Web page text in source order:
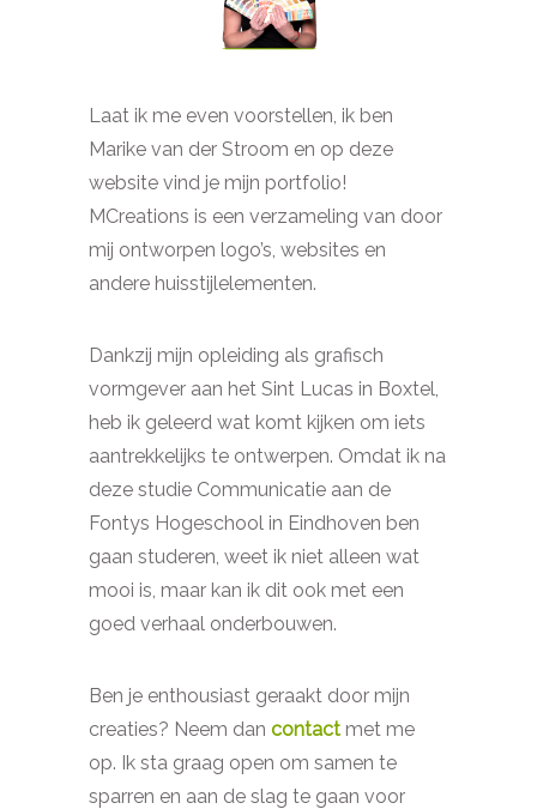
Laat ik me even voorstellen, ik ben
Marike van der Stroom en op deze
website vind je mijn portfolio!
MCreations is een verzameling van door
mij ontworpen logo’s, websites en
andere huisstijlelementen.
Dankzij mijn opleiding als grafisch
vormgever aan het Sint Lucas in Boxtel,
heb ik geleerd wat komt kijken om iets
aantrekkelijks te ontwerpen. Omdat ik na
deze studie Communicatie aan de
Fontys Hogeschool in Eindhoven ben
gaan studeren, weet ik niet alleen wat
mooi is, maar kan ik dit ook met een
goed verhaal onderbouwen.
Ben je enthousiast geraakt door mijn
creaties? Neem dan contact met me
op. Ik sta graag open om samen te
sparren en aan de slag te gaan voor